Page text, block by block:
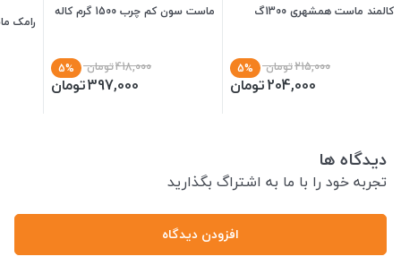
کالمند ماست همشهری 1300گ
215,000تومان 5%
204,000تومان
ماست سون کم چرب 1500 گرم کاله
418,000تومان 5%
397,000تومان
رامک
دیدگاه ها
تجربه خود را با ما به اشتراگ بگذارید
افزودن دیدگاه